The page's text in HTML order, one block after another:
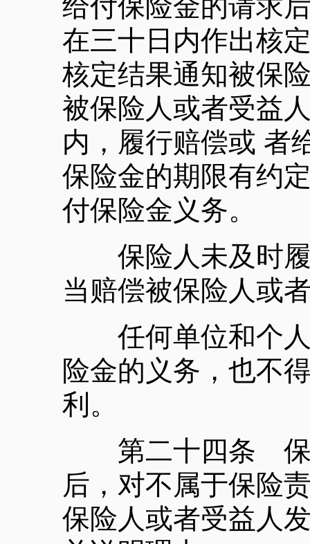
给付保险金的请求
在三十日内作出核
核定结果通知被保
被保险人或者受益
内，履行赔偿或 者
保险金的期限有约
付保险金义务。
保险人未及时履
当赔偿被保险人或
任何单位和个人
险金的义务，也不
利。
第二十四条 保险
后，对不属于保险
保险人或者受益人